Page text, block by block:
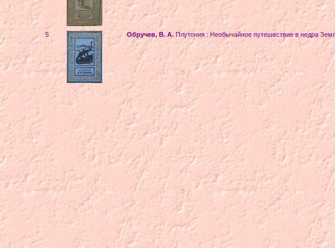
5 Обручев, В. А. Плутония : Необычайное путешествие в недра